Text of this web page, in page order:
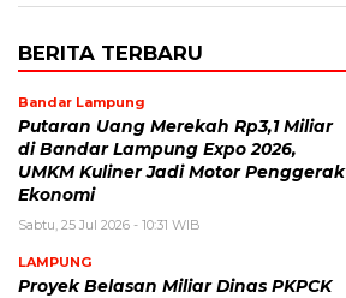
BERITA TERBARU
Bandar Lampung
Putaran Uang Merekah Rp3,1 Miliar
di Bandar Lampung Expo 2026,
UMKM Kuliner Jadi Motor Penggerak
Ekonomi
Sabtu, 25 Jul 2026 - 10:31 WIB
LAMPUNG
Proyek Belasan Miliar Dinas PKPCK